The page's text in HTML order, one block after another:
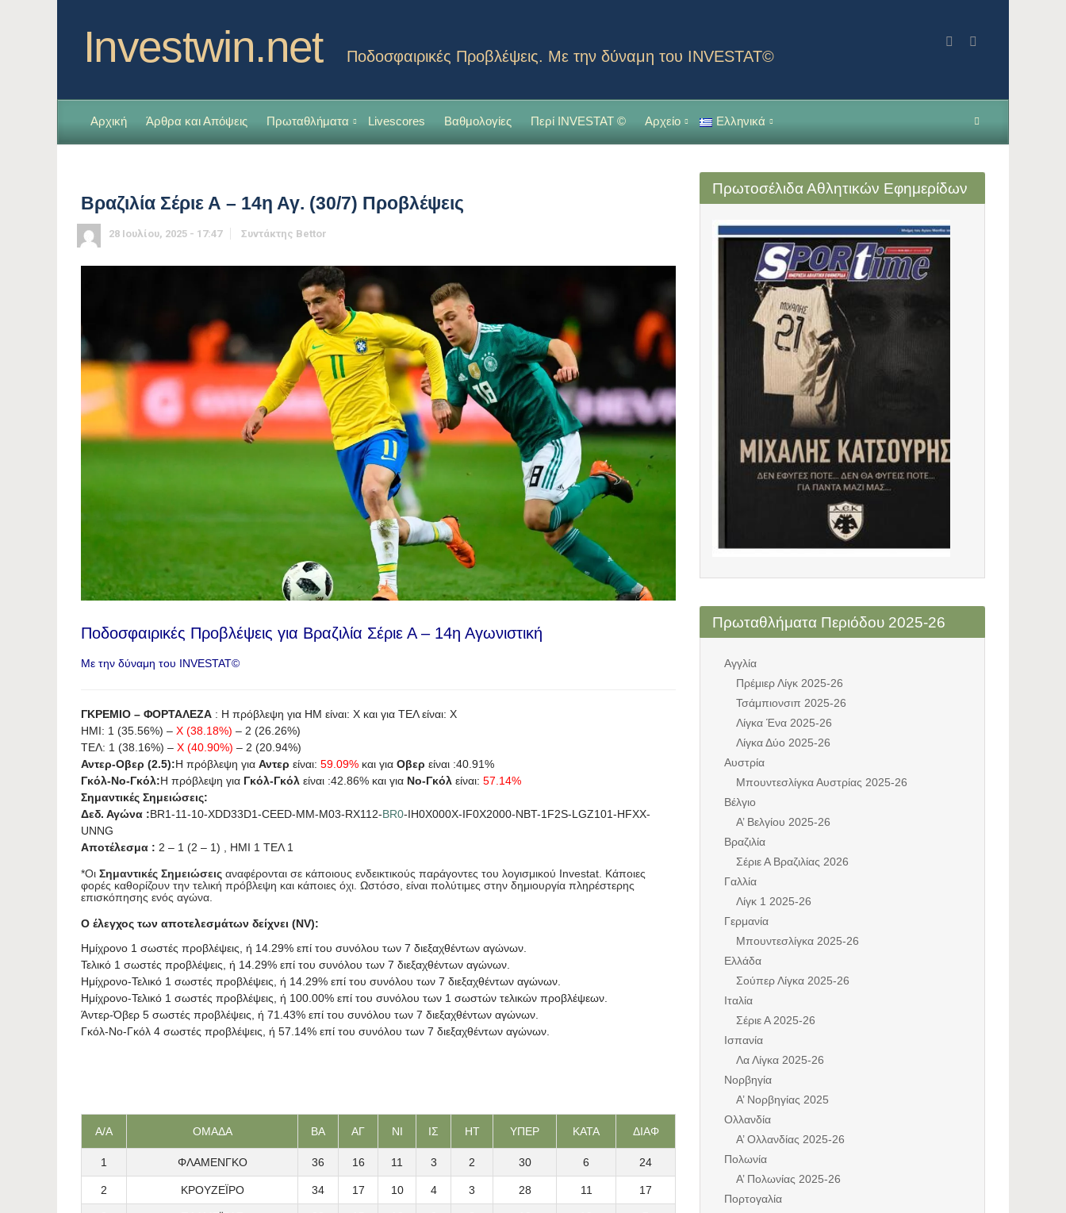
Investwin.net Ποδοσφαιρικές Προβλέψεις. Με την δύναμη του INVESTAT©
Αρχική Άρθρα και Απόψεις Πρωταθλήματα Livescores Βαθμολογίες Περί INVESTAT © Αρχείο Ελληνικά
Βραζιλία Σέριε Α – 14η Αγ. (30/7) Προβλέψεις
28 Ιουλίου, 2025 - 17:47 Συντάκτης Bettor
Ποδοσφαιρικές Προβλέψεις για Βραζιλία Σέριε Α – 14η Αγωνιστική
Με την δύναμη του INVESTAT©
ΓΚΡΕΜΙΟ – ΦΟΡΤΑΛΕΖΑ : Η πρόβλεψη για HΜ είναι: X και για ΤΕΛ είναι: X
ΗΜΙ: 1 (35.56%) – X (38.18%) – 2 (26.26%)
ΤΕΛ: 1 (38.16%) – X (40.90%) – 2 (20.94%)
Αντερ-Οβερ (2.5):Η πρόβλεψη για Αντερ είναι: 59.09% και για Οβερ είναι :40.91%
Γκόλ-Νο-Γκόλ:Η πρόβλεψη για Γκόλ-Γκόλ είναι :42.86% και για Νο-Γκόλ είναι: 57.14%
Σημαντικές Σημειώσεις:
Δεδ. Αγώνα :BR1-11-10-XDD33D1-CEED-MM-M03-RX112-BR0-IH0X000X-IF0X2000-NBT-1F2S-LGZ101-HFXX-
UNNG
Αποτέλεσμα : 2 – 1 (2 – 1) , ΗΜΙ 1 ΤΕΛ 1
*Οι Σημαντικές Σημειώσεις αναφέρονται σε κάποιους ενδεικτικούς παράγοντες του λογισμικού Investat. Κάποιες
φορές καθορίζουν την τελική πρόβλεψη και κάποιες όχι. Ωστόσο, είναι πολύτιμες στην δημιουργία πληρέστερης
επισκόπησης ενός αγώνα.
Ο έλεγχος των αποτελεσμάτων δείχνει (NV):
Ημίχρονο 1 σωστές προβλέψεις, ή 14.29% επί του συνόλου των 7 διεξαχθέντων αγώνων.
Τελικό 1 σωστές προβλέψεις, ή 14.29% επί του συνόλου των 7 διεξαχθέντων αγώνων.
Ημίχρονο-Τελικό 1 σωστές προβλέψεις, ή 14.29% επί του συνόλου των 7 διεξαχθέντων αγώνων.
Ημίχρονο-Τελικό 1 σωστές προβλέψεις, ή 100.00% επί του συνόλου των 1 σωστών τελικών προβλέψεων.
Άντερ-Όβερ 5 σωστές προβλέψεις, ή 71.43% επί του συνόλου των 7 διεξαχθέντων αγώνων.
Γκόλ-Νο-Γκόλ 4 σωστές προβλέψεις, ή 57.14% επί του συνόλου των 7 διεξαχθέντων αγώνων.
Α/Α ΟΜΑΔΑ ΒΑ ΑΓ ΝΙ ΙΣ ΗΤ ΥΠΕΡ ΚΑΤΑ ΔΙΑΦ
1 ΦΛΑΜΕΝΓΚΟ 36 16 11 3 2 30 6 24
2 ΚΡΟΥΖΕΪΡΟ 34 17 10 4 3 28 11 17
Πρωτοσέλιδα Αθλητικών Εφημερίδων
Πρωταθλήματα Περιόδου 2025-26
Αγγλία
Πρέμιερ Λίγκ 2025-26
Τσάμπιονσιπ 2025-26
Λίγκα Ένα 2025-26
Λίγκα Δύο 2025-26
Αυστρία
Μπουντεσλίγκα Αυστρίας 2025-26
Βέλγιο
Α’ Βελγίου 2025-26
Βραζιλία
Σέριε Α Βραζιλίας 2026
Γαλλία
Λίγκ 1 2025-26
Γερμανία
Μπουντεσλίγκα 2025-26
Ελλάδα
Σούπερ Λίγκα 2025-26
Ιταλία
Σέριε Α 2025-26
Ισπανία
Λα Λίγκα 2025-26
Νορβηγία
Α’ Νορβηγίας 2025
Ολλανδία
Α’ Ολλανδίας 2025-26
Πολωνία
Α’ Πολωνίας 2025-26
Πορτογαλία